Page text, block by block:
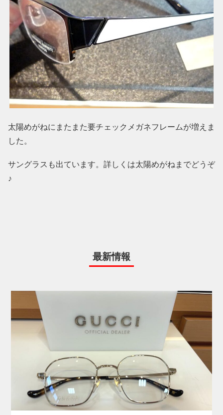
太陽めがねにまたまた要チェックメガネフレームが増えま
した。
サングラスも出ています。詳しくは太陽めがねまでどうぞ
♪
最新情報